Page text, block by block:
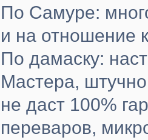
По Самуре:
и на отношение
По дамаску:
Мастера,
не даст 100%
переваров,